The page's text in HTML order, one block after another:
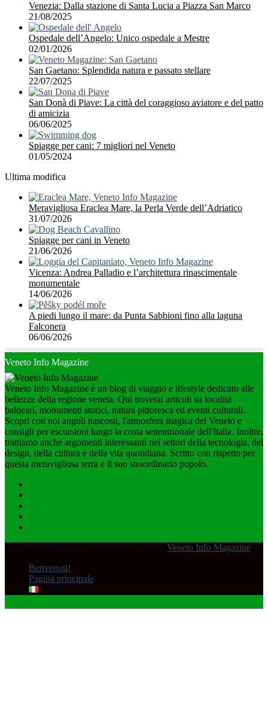
Venezia: Dalla stazione di Santa Lucia a Piazza San Marco
21/08/2025
Ospedale dell’Angelo: Unico ospedale a Mestre
02/01/2026
San Gaetano: Splendida natura e passato stellare
22/07/2025
San Donà di Piave: La città del coraggioso aviatore e del patto
di amicizia
06/06/2025
Spiagge per cani: 7 migliori nel Veneto
01/05/2024
Ultima modifica
Meravigliosa Eraclea Mare, la Perla Verde dell’Adriatico
31/07/2026
Spiagge per cani in Veneto
21/06/2026
Vicenza: Andrea Palladio e l’architettura rinascimentale
monumentale
14/06/2026
A piedi lungo il mare: da Punta Sabbioni fino alla laguna
Falconera
06/06/2026
Veneto Info Magazine
Veneto Info Magazine è un blog di viaggio e lifestyle dedicato alle
bellezze della regione veneta. Qui troverai articoli su località
balneari, monumenti storici, natura pittoresca ed eventi culturali.
Scopri con noi angoli nascosti, l'atmosfera magica del Veneto e
consigli per escursioni lungo la costa settentrionale dell'Italia. Inoltre,
trattiamo anche argomenti interessanti nei settori della tecnologia, del
design, della cultura e della vita quotidiana. Scritto con rispetto per
questa meravigliosa terra e il suo straordinario popolo.
Veneto Info Magazine
Benvenuti!
Pagina principale